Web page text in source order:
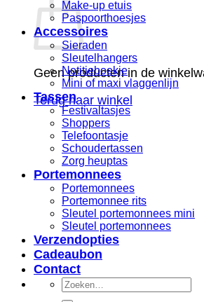
Geen producten in de
Terug naar winkel
Make-up etuis
Paspoorthoesjes
Accessoires
Sieraden
Sleutelhangers
Notitieboekje
Mini of maxi vlaggenlijn
Tassen
Festivaltasjes
Shoppers
Telefoontasje
Schoudertassen
Zorg heuptas
Portemonnees
Portemonnees
Portemonnee rits
Sleutel portemonnees mini
Sleutel portemonnees
Verzendopties
Cadeaubon
Contact
Zoeken
naar: